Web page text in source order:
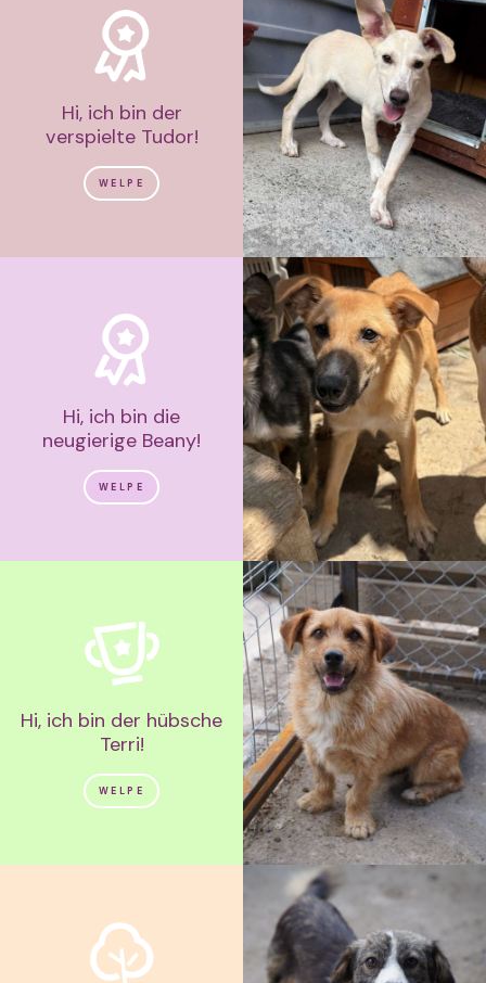
Hi, ich bin der
verspielte Tudor!
WELPE
Hi, ich bin die
neugierige Beany!
WELPE
Hi, ich bin der hübsche
Terri!
WELPE